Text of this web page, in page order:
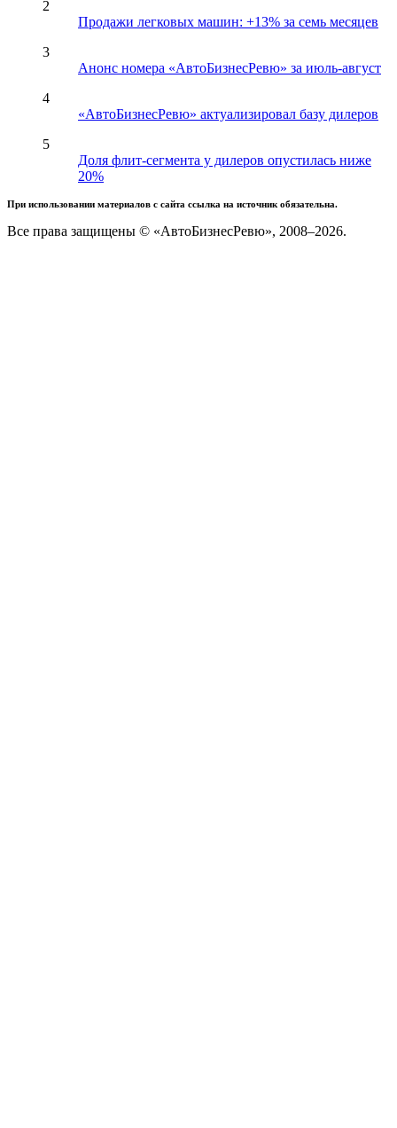
2
Продажи легковых машин: +13% за семь месяцев
3
Анонс номера «АвтоБизнесРевю» за июль-август
4
«АвтоБизнесРевю» актуализировал базу дилеров
5
Доля флит-сегмента у дилеров опустилась ниже
20%
При использовании материалов с сайта ссылка на источник обязательна.
Все права защищены © «АвтоБизнесРевю», 2008–2026.